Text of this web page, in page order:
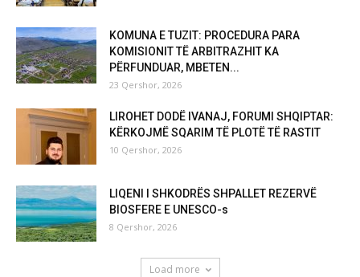
KOMUNA E TUZIT: PROCEDURA PARA
KOMISIONIT TË ARBITRAZHIT KA
PËRFUNDUAR, MBETEN...
23 Qershor, 2026
LIROHET DODË IVANAJ, FORUMI SHQIPTAR:
KËRKOJMË SQARIM TË PLOTË TË RASTIT
10 Qershor, 2026
LIQENI I SHKODRËS SHPALLET REZERVË
BIOSFERE E UNESCO-s
8 Qershor, 2026
Load more